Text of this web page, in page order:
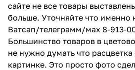
сайте не все товары
больше. Уточняйте что именно
Ватсап/телеграмм/мах 8-913-
Большинство товаров в
не нужно думать что
картинке. Это просто фото